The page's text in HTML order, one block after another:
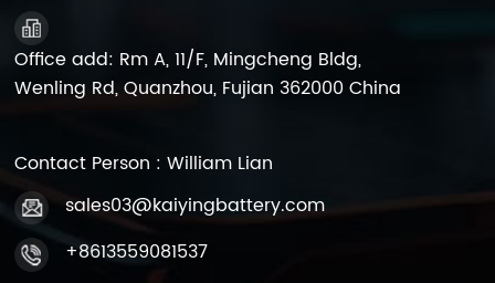
Office add: Rm A, 11/F, Mingcheng Bldg,
Wenling Rd, Quanzhou, Fujian 362000 China
Contact Person : William Lian
sales03@kaiyingbattery.com
+8613559081537